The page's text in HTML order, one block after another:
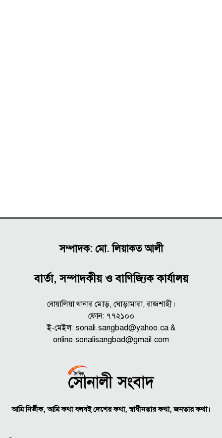
সম্পাদক: মো. লিয়াকত আলী
বার্তা, সম্পাদকীয় ও বাণিজ্যিক কার্যালয়
বোয়ালিয়া থানার মোড়, ঘোড়ামারা, রাজশাহী।
ফোন: ৭৭২১০০
ই-মেইল: sonali.sangbad@yahoo.ca &
online.sonalisangbad@gmail.com
আমি নির্ভীক, আমি কথা বলবই দেশের কথা, স্বাধীনতার কথা, জনতার কথা।